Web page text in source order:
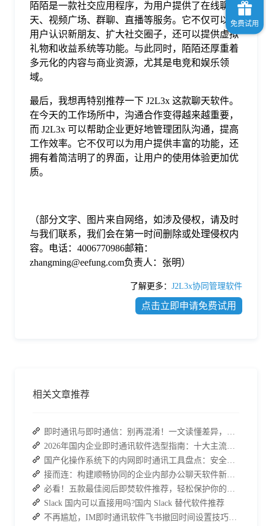
陌陌是一款社交应用程序，为用户提供了在线聊
天、视频广场、群聊、直播等服务。它不仅可以让
用户认识新朋友、扩大社交圈子，还可以提供虚拟
礼物和收益系统等功能。与此同时，陌陌还厚重着
多元化的内容与商业资源，尤其是电竞和娱乐领
域。
最后，我想再特别推荐一下 J2L3x 这款聊天软件。
在今天的工作场所中，沟通合作变得越来越重要，
而 J2L3x 可以帮助企业更好地管理团队沟通，提高
工作效率。它不仅可以为用户提供丰富的功能，还
拥有着简洁明了的界面，让用户的使用体验更加优
质。
（部分文字、图片来自网络，如涉及侵权，请及时
与我们联系，我们会在第一时间删除或处理侵权内
容。电话：4006770986邮箱：
zhangming@eefung.com负责人：张明）
了解更多： J2L3x协同管理软件
点击立即申请免费试用
相关文章推荐
即时通讯与即时通信：别再混淆！一文读懂差异，接而连适配企业协作需求
2026年国内企业即时通讯软件选型指南：十大主流平台深度盘点
国产化操作系统下的内网即时通讯工具盘点：安全与高效的双重亮点
接而连：构建顺畅协同的企业内部办公聊天软件新体验
必看！五款最佳阅后即焚软件推荐，轻松保护你的聊天记录
Slack 国内可以直接用吗?国内 Slack 替代软件推荐
不再尴尬，IM即时通讯软件飞书撤回时间设置技巧分享